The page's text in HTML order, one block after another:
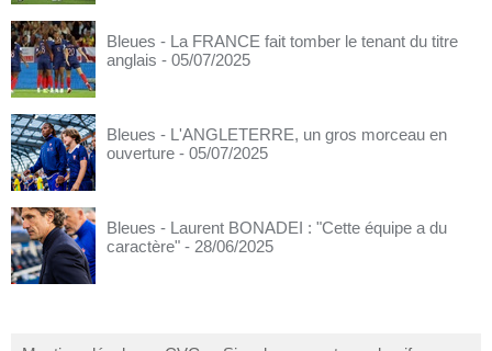
Bleues - La FRANCE fait tomber le tenant du titre
anglais - 05/07/2025
Bleues - L'ANGLETERRE, un gros morceau en
ouverture - 05/07/2025
Bleues - Laurent BONADEI : "Cette équipe a du
caractère" - 28/06/2025